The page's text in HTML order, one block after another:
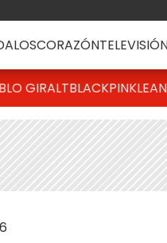
CORAZÓN
GIRALTBLACKPINK